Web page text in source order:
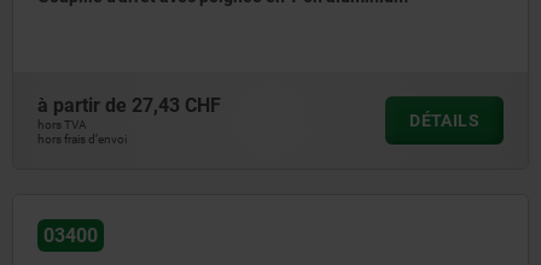
à partir de 27,43 CHF
hors TVA
hors frais d’envoi
DÉTAILS
03400